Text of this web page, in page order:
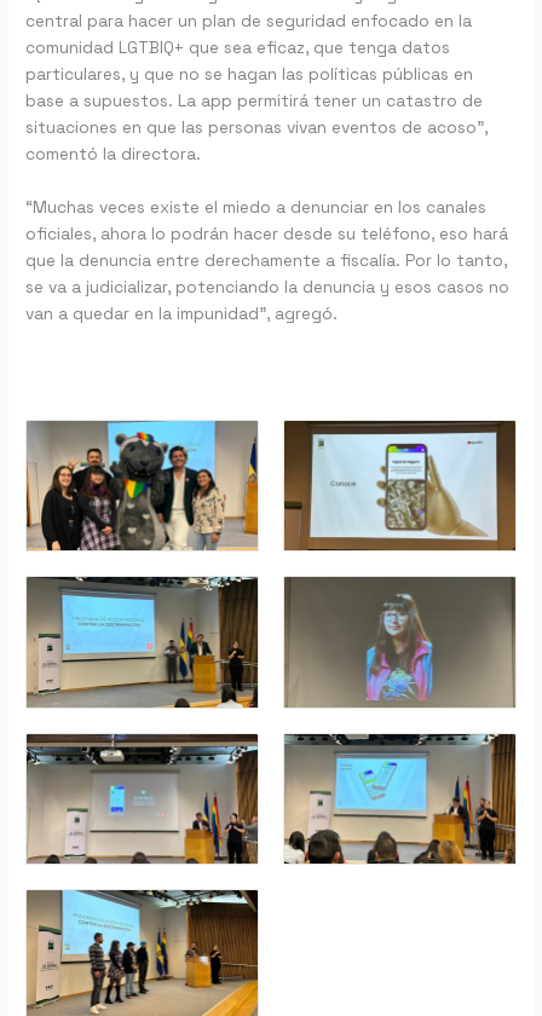
central para hacer un plan de seguridad enfocado en la
comunidad LGTBIQ+ que sea eficaz, que tenga datos
particulares, y que no se hagan las políticas públicas en
base a supuestos. La app permitirá tener un catastro de
situaciones en que las personas vivan eventos de acoso”,
comentó la directora.
“Muchas veces existe el miedo a denunciar en los canales
oficiales, ahora lo podrán hacer desde su teléfono, eso hará
que la denuncia entre derechamente a fiscalía. Por lo tanto,
se va a judicializar, potenciando la denuncia y esos casos no
van a quedar en la impunidad”, agregó.